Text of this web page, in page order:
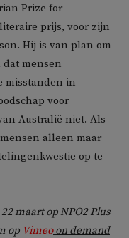
Prize for
prijs, voor zijn
Hij is van plan om
mensen
misstanden in
voor
Australië niet. Als
alleen maar
op te
maart op NPO2 Plus
op Vimeoon demand